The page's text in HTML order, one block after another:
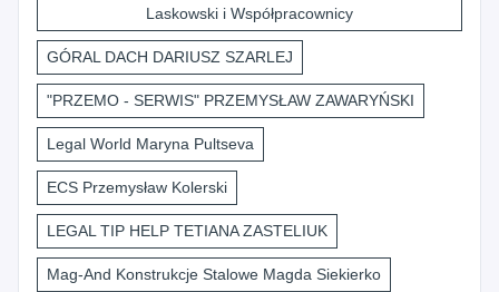
Laskowski i Współpracownicy
GÓRAL DACH DARIUSZ SZARLEJ
"PRZEMO - SERWIS" PRZEMYSŁAW ZAWARYŃSKI
Legal World Maryna Pultseva
ECS Przemysław Kolerski
LEGAL TIP HELP TETIANA ZASTELIUK
Mag-And Konstrukcje Stalowe Magda Siekierko